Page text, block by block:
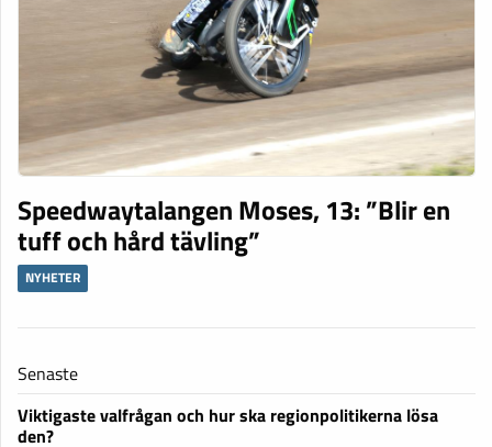
Speedwaytalangen Moses, 13: ”Blir en
tuff och hård tävling”
NYHETER
Senaste
Viktigaste valfrågan och hur ska regionpolitikerna lösa
den?